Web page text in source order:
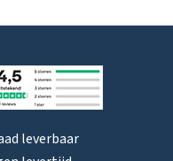
leverbaar